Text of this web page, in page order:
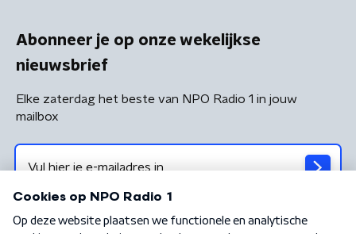
Abonneer je op onze wekelijkse
nieuwsbrief
Elke zaterdag het beste van NPO Radio 1 in jouw
mailbox